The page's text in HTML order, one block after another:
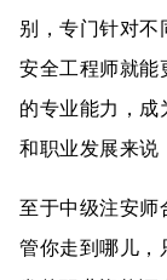
别，专门针对不
安全工程师就能
的专业能力，成
和职业发展来说
至于中级注安师
管你走到哪儿，